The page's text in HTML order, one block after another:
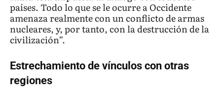
países. Todo lo que se le ocurre a Occidente
amenaza realmente con un conflicto de armas
nucleares, y, por tanto, con la destrucción de la
civilización”.
Estrechamiento de vínculos con otras
regiones